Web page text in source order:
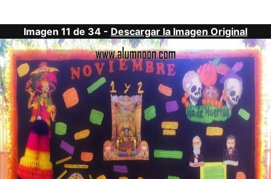
Imagen 11 de 34 - Descargar la Imagen Original